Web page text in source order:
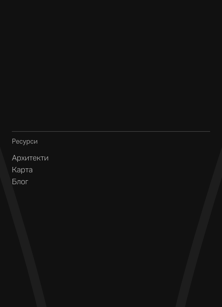
Ресурси
Архитекти
Карта
Блог